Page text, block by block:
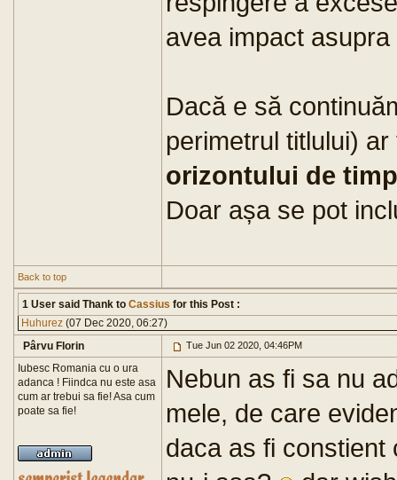
avea impact
Dacă e să
perimetrul titlului)
orizontului de timp
Doar așa se pot
Back to top
1 User said Thank to Cassius for this Post :
Huhurez (07 Dec 2020, 06:27)
Pârvu Florin
Tue Jun 02 2020, 04:46PM
Iubesc Romania cu o ura
adanca ! Fiindca nu este asa
cum ar trebui sa fie! Asa cum
poate sa fie!
Nebun as fi sa nu
mele, de care
daca as fi constient